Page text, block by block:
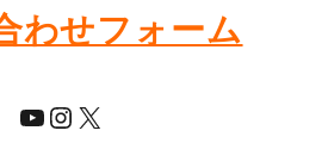
わせフォーム
YouTube
Instagram
X